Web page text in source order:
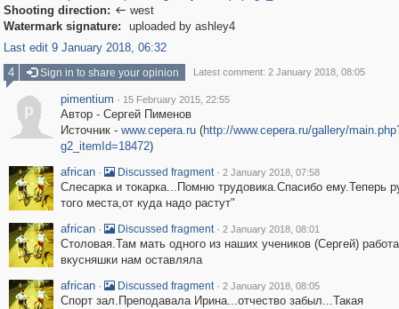
Shooting direction:  west
Watermark signature:
uploaded by ashley4
Last edit 9 January 2018, 06:32
4
Sign in to share your opinion Latest comment: 2 January 2018, 08:05
p
pimentium · 15 February 2015, 22:55
Автор - Сергей Пименов
Источник - www.cepera.ru(http://www.cepera.ru/gallery/
g2_itemId=18472)
african · Discussed fragment · 2 January 2018, 07:58
Слесарка и токарка...Помню трудовика.Спасибо ему.Теперь
того места,от куда надо растут"
african · Discussed fragment · 2 January 2018, 08:01
Столовая.Там мать одного из наших учеников (Сергей)
вкусняшки нам оставляла
african · Discussed fragment · 2 January 2018, 08:05
Спорт зал.Преподавала Ирина...отчество забыл...Такая